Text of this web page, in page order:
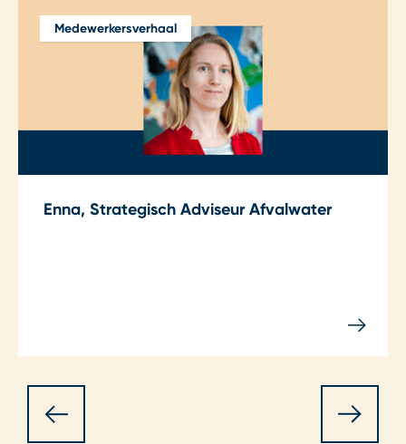
Medewerkersverhaal
Enna, Strategisch Adviseur Afvalwater